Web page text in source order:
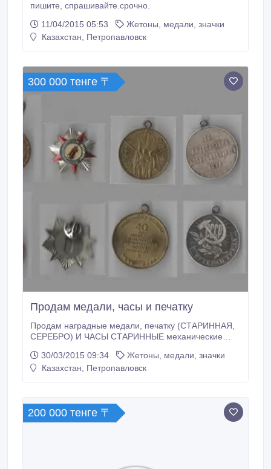
пишите, спрашивайте.срочно.
11/04/2015 05:53
Жетоны, медали, значки
Казахстан, Петропавловск
300 000 тенге 〒
Продам медали, часы и печатку
Продам наградные медали, печатку (СТАРИННАЯ,
СЕРЕБРО) И ЧАСЫ СТАРИННЫЕ механические
30/03/2015 09:34
Жетоны, медали, значки
Казахстан, Петропавловск
200 000 тенге 〒